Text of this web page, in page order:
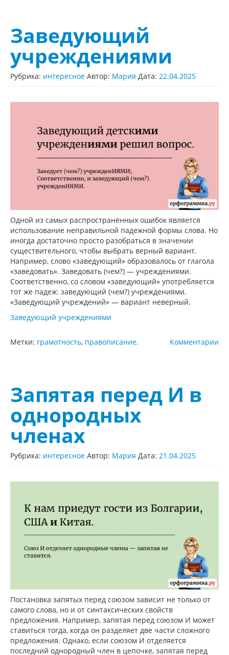
Заведующий
учреждениями
Рубрика: интересное Автор: Мария Дата: 22.04.2025
Одной из самых распространённых ошибок является
использование неправильной падежной формы слова. Но
иногда достаточно просто разобраться в значении
существительного, чтобы выбрать верный вариант.
Например, слово «заведующий» образовалось от глагола
«заведовать». Заведовать (чем?) — учреждениями.
Соответственно, со словом «заведующий» употребляется
тот же падеж: заведующий (чем?) учреждениями.
«Заведующий учреждений» — вариант неверный.
Заведующий учреждениями
Комментарии
Метки: грамотность, правописание.
Запятая перед И в
однородных
членах
Рубрика: интересное Автор: Мария Дата: 21.04.2025
Постановка запятых перед союзом зависит не только от
самого слова, но и от синтаксических свойств
предложения. Например, запятая перед союзом И может
ставиться тогда, когда он разделяет две части сложного
предложения. Однако, если союзом И отделяется
последний однородный член в цепочке, запятая перед